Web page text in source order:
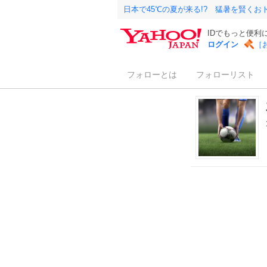
日本で45℃の夏が来る!? 猛暑を賢くお
IDでもっと便利
ログイン
フォローとは フォローリスト